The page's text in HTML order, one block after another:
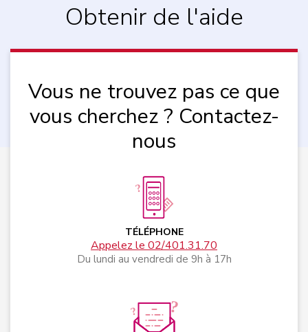
Obtenir de l'aide
Vous ne trouvez pas ce que
vous cherchez ? Contactez-
nous
TÉLÉPHONE
Appelez le 02/401.31.70
Du lundi au vendredi de 9h à 17h